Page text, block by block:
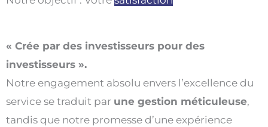
« Crée par des investisseurs pour des
investisseurs ».
Notre engagement absolu envers l’excellence du
service se traduit par une gestion méticuleuse,
tandis que notre promesse d’une expérience